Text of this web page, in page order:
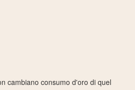
cambiano consumo d'oro di quel